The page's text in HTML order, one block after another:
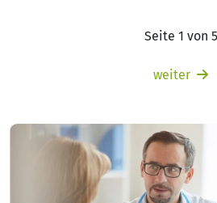
Seite 1 von 5
weiter